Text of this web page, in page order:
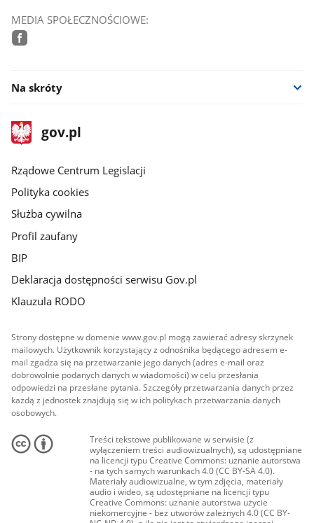
MEDIA SPOŁECZNOŚCIOWE:
Na skróty
stopka
gov.plStrona
gov.pl
Rządowe Centrum Legislacji
Polityka cookies
Służba cywilna
Profil zaufany
BIP
Deklaracja dostępności serwisu Gov.pl
Klauzula RODO
Strony dostępne w domenie www.gov.pl mogą zawierać adresy skrzynek
mailowych. Użytkownik korzystający z odnośnika będącego adresem e-
mail zgadza się na przetwarzanie jego danych (adres e-mail oraz
dobrowolnie podanych danych w wiadomości) w celu przesłania
odpowiedzi na przesłane pytania. Szczegóły przetwarzania danych przez
każdą z jednostek znajdują się w ich politykach przetwarzania danych
osobowych.
Treści tekstowe publikowane w serwisie (z
wyłączeniem treści audiowizualnych), są udostępniane
na licencji typu Creative Commons: uznanie autorstwa
- na tych samych warunkach 4.0 (CC BY-SA 4.0).
Materiały audiowizualne, w tym zdjęcia, materiały
audio i wideo, są udostępniane na licencji typu
Creative Commons: uznanie autorstwa użycie
niekomercyjne - bez utworów zależnych 4.0 (CC BY-